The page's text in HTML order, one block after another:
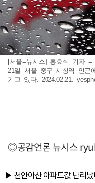
[서울=뉴시스] 홍효식 기자
21일 서울 중구 시청역 인근
기고 있다. 2024.02.21.
◎공감언론 뉴시스